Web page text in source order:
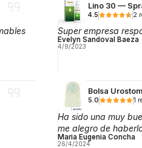
Lino 30 —
4.5
Super empresa
Evelyn Sandoval Baeza
4/9/2023
Bolsa
5.0
Ha sido una muy
me alegro de
Maria Eugenia Concha
26/4/2024